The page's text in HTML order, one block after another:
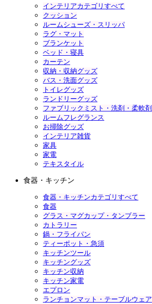
インテリアカテゴリすべて
クッション
ルームシューズ・スリッパ
ラグ・マット
ブランケット
ベッド・寝具
カーテン
収納・収納グッズ
バス・洗面グッズ
トイレグッズ
ランドリーグッズ
ファブリックミスト・洗剤・柔軟剤
ルームフレグランス
お掃除グッズ
インテリア雑貨
家具
家電
テキスタイル
食器・キッチン
食器・キッチンカテゴリすべて
食器
グラス・マグカップ・タンブラー
カトラリー
鍋・フライパン
ティーポット・急須
キッチンツール
キッチングッズ
キッチン収納
キッチン家電
エプロン
ランチョンマット・テーブルウェア